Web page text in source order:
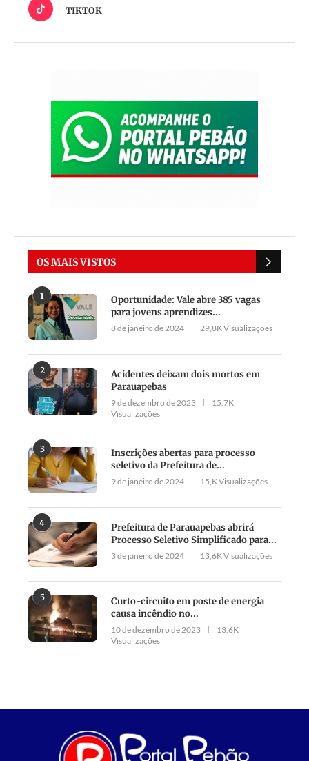
TIKTOK
OS MAIS VISTOS
1
Oportunidade: Vale abre 385 vagas
para jovens aprendizes...
8 de janeiro de 2024 29,8K Visualizações
2
Acidentes deixam dois mortos em
Parauapebas
9 de dezembro de 2023
15,7K
Visualizações
3
Inscrições abertas para processo
seletivo da Prefeitura de...
9 de janeiro de 2024 15,K Visualizações
4
Prefeitura de Parauapebas abrirá
Processo Seletivo Simplificado para...
3 de janeiro de 2024 13,6K Visualizações
5
Curto-circuito em poste de energia
causa incêndio no...
10 de dezembro de 2023
13,6K
Visualizações